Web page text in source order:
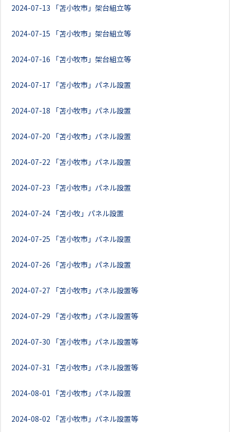
2024-07-13 「苫小牧市」架台組立等
2024-07-15 「苫小牧市」架台組立等
2024-07-16 「苫小牧市」架台組立等
2024-07-17 「苫小牧市」パネル設置
2024-07-18 「苫小牧市」パネル設置
2024-07-20 「苫小牧市」パネル設置
2024-07-22 「苫小牧市」パネル設置
2024-07-23 「苫小牧市」パネル設置
2024-07-24 「苫小牧」パネル設置
2024-07-25 「苫小牧市」パネル設置
2024-07-26 「苫小牧市」パネル設置
2024-07-27 「苫小牧市」パネル設置等
2024-07-29 「苫小牧市」パネル設置等
2024-07-30 「苫小牧市」パネル設置等
2024-07-31 「苫小牧市」パネル設置等
2024-08-01 「苫小牧市」パネル設置
2024-08-02 「苫小牧市」パネル設置等